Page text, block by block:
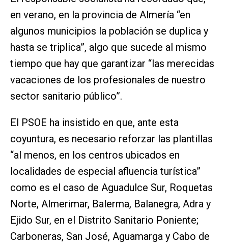
en verano, en la provincia de Almería “en
algunos municipios la población se duplica y
hasta se triplica”, algo que sucede al mismo
tiempo que hay que garantizar “las merecidas
vacaciones de los profesionales de nuestro
sector sanitario público”.
El PSOE ha insistido en que, ante esta
coyuntura, es necesario reforzar las plantillas
“al menos, en los centros ubicados en
localidades de especial afluencia turística”
como es el caso de Aguadulce Sur, Roquetas
Norte, Almerimar, Balerma, Balanegra, Adra y
Ejido Sur, en el Distrito Sanitario Poniente;
Carboneras, San José, Aguamarga y Cabo de